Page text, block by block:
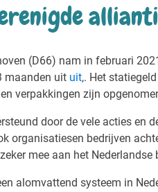
(D66) nam in februari
maanden uit uit,. Het
verpakkingen zijn
door de vele acties
organisatiesen bedrijven
mee aan het
alomvattend systeem in